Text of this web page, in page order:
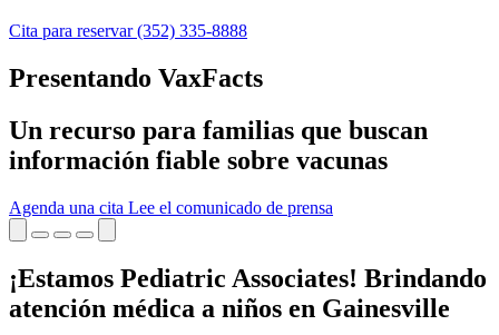
Cita para reservar(352) 335-8888
Presentando VaxFacts
Un recurso para familias que buscan
información fiable sobre vacunas
Agenda una cita Lee el comunicado de prensa
¡Estamos Pediatric Associates! Brindando
atención médica a niños en Gainesville